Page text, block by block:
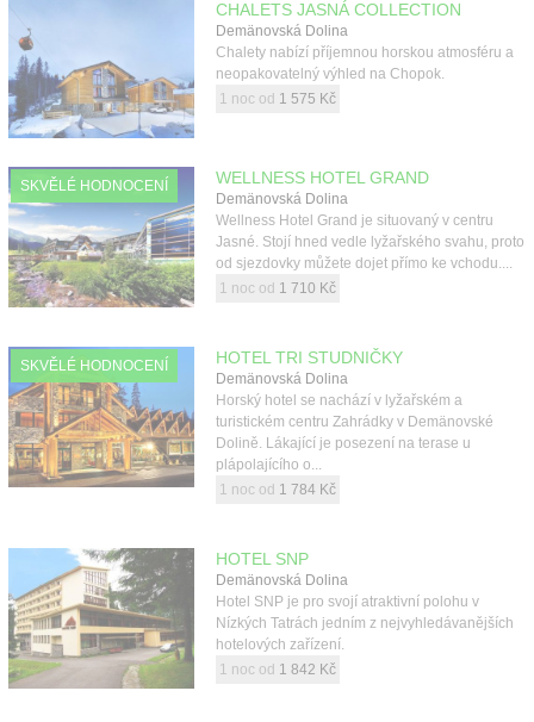
CHALETS JASNÁ COLLECTION
Demänovská Dolina
Chalety nabízí příjemnou horskou atmosféru a
neopakovatelný výhled na Chopok.
1 noc od 1 575 Kč
SKVĚLÉ HODNOCENÍ WELLNESS HOTEL GRAND
Demänovská Dolina
Wellness Hotel Grand je situovaný v centru
Jasné. Stojí hned vedle lyžařského svahu, proto
od sjezdovky můžete dojet přímo ke vchodu....
1 noc od 1 710 Kč
SKVĚLÉ HODNOCENÍ HOTEL TRI STUDNIČKY
Demänovská Dolina
Horský hotel se nachází v lyžařském a
turistickém centru Zahrádky v Demänovské
Dolině. Lákající je posezení na terase u
plápolajícího o...
1 noc od 1 784 Kč
HOTEL SNP
Demänovská Dolina
Hotel SNP je pro svojí atraktivní polohu v
Nízkých Tatrách jedním z nejvyhledávanějších
hotelových zařízení.
1 noc od 1 842 Kč